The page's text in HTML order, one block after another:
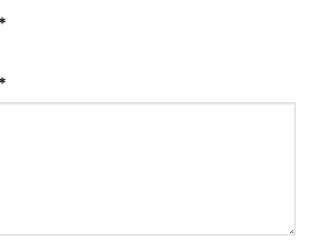
*
*